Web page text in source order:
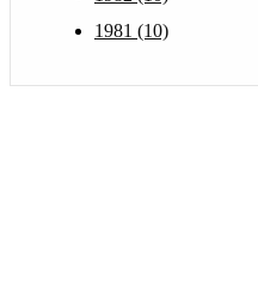
1981 (10)